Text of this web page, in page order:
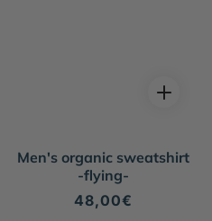
Men's organic sweatshirt
-flying-
Regular
48,00€